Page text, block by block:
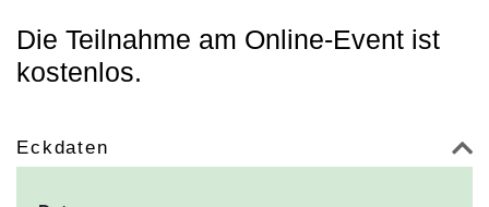
Die Teilnahme am Online-Event ist
kostenlos.
Eckdaten